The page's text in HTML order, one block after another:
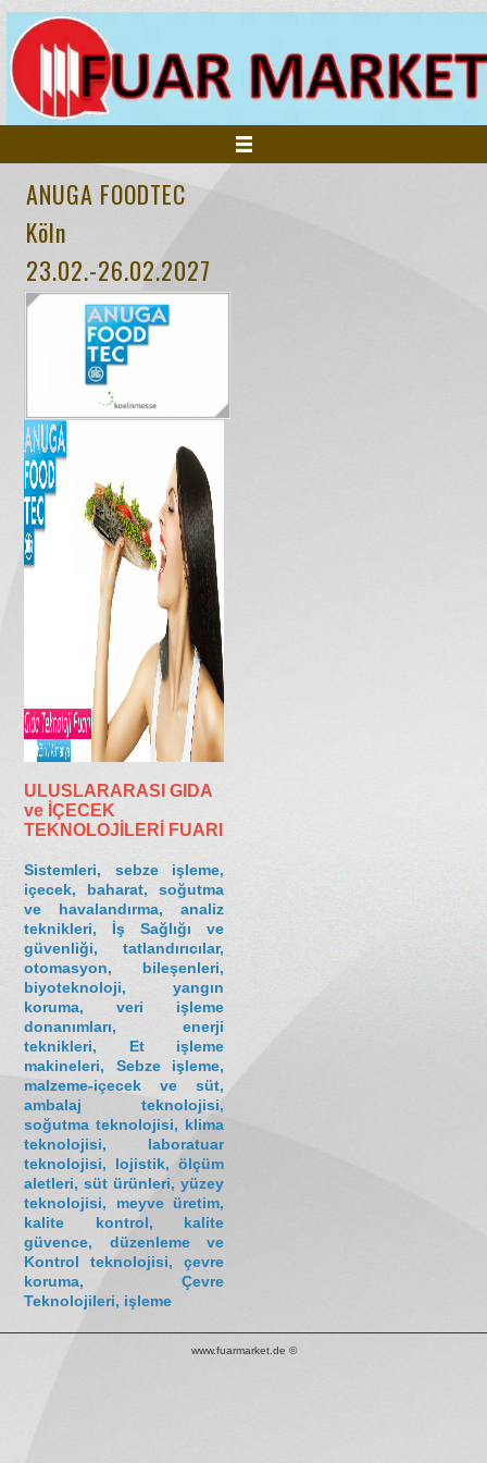
ANASAYFA
KURUMSAL
HİZMETLERİMİZ
İNSAN KAYNAKLARI
İLETİŞİM
ANUGA FOODTEC
Köln
23.02.-26.02.2027
ULUSLARARASI GIDA
ve İÇECEK
TEKNOLOJİLERİ FUARI
Sistemleri, sebze işleme,
içecek, baharat, soğutma
ve havalandırma, analiz
teknikleri, İş Sağlığı ve
güvenliği, tatlandırıcılar,
otomasyon, bileşenleri,
biyoteknoloji, yangın
koruma, veri işleme
donanımları, enerji
teknikleri, Et işleme
makineleri, Sebze işleme,
malzeme-içecek ve süt,
ambalaj teknolojisi,
soğutma teknolojisi, klima
teknolojisi, laboratuar
teknolojisi, lojistik, ölçüm
aletleri, süt ürünleri, yüzey
teknolojisi, meyve üretim,
kalite kontrol, kalite
güvence, düzenleme ve
Kontrol teknolojisi, çevre
koruma, Çevre
Teknolojileri, işleme
www.fuarmarket.de ©